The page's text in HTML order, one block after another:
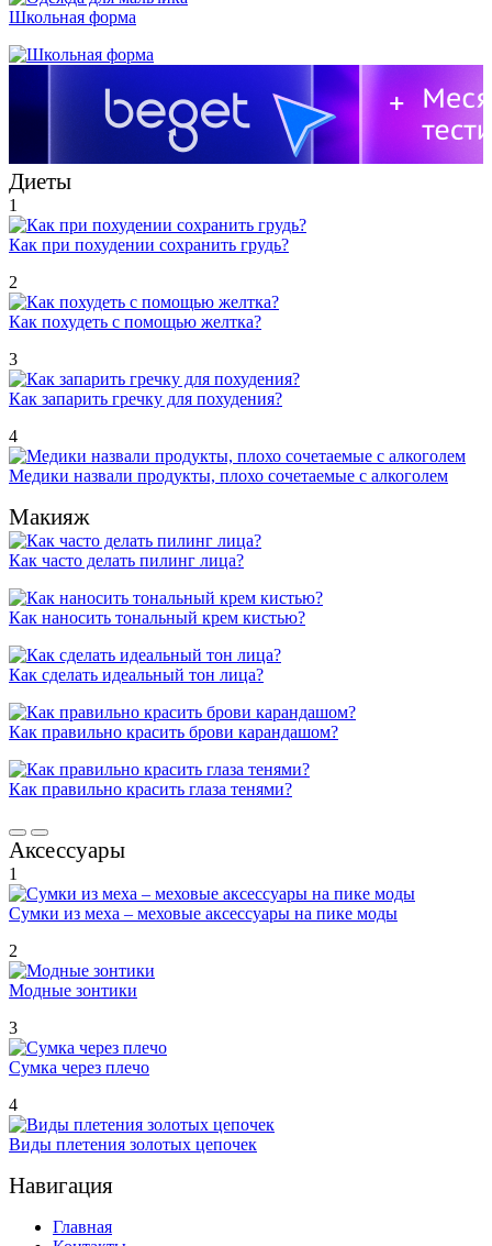
Школьная форма
Диеты
1
Как при похудении сохранить грудь?
2
Как похудеть с помощью желтка?
3
Как запарить гречку для похудения?
4
Медики назвали продукты, плохо сочетаемые с алкоголем
Макияж
Как часто делать пилинг лица?
Как наносить тональный крем кистью?
Как сделать идеальный тон лица?
Как правильно красить брови карандашом?
Как правильно красить глаза тенями?
Аксессуары
1
Сумки из меха – меховые аксессуары на пике моды
2
Модные зонтики
3
Сумка через плечо
4
Виды плетения золотых цепочек
Навигация
Главная